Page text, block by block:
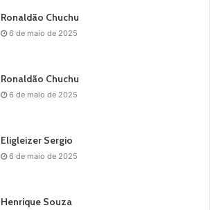
Ronaldão Chuchu
6 de maio de 2025
Ronaldão Chuchu
6 de maio de 2025
Eligleizer Sergio
6 de maio de 2025
Henrique Souza